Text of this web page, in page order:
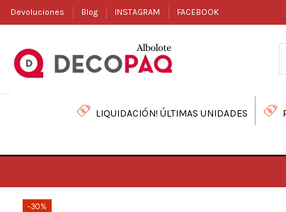
Devoluciones Blog INSTAGRAM FACEBOOK
LIQUIDACIÓN! ÚLTIMAS UNIDADES
-30%